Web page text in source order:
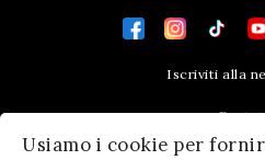
Usiamo i cookie per
Iscriviti alla